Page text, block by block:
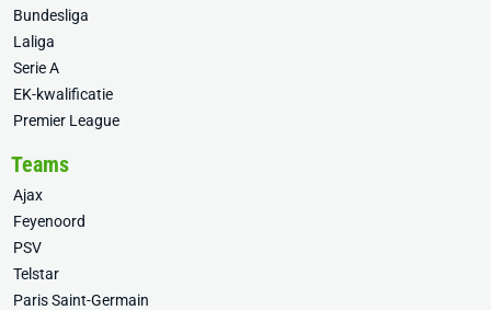
Bundesliga
Laliga
Serie A
EK-kwalificatie
Premier League
Teams
Ajax
Feyenoord
PSV
Telstar
Paris Saint-Germain